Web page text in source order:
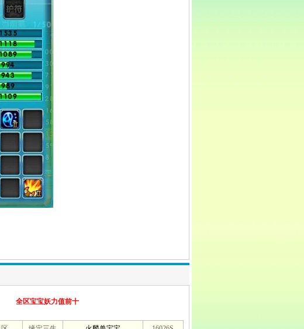
全区宝宝妖力值前十